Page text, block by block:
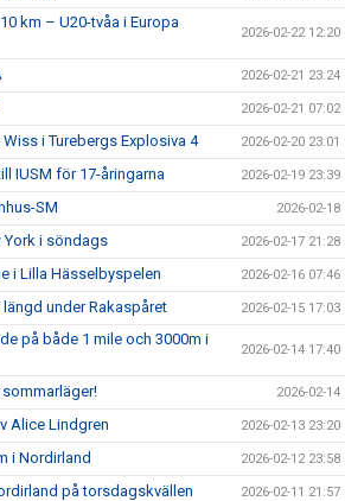
km – U20-tvåa i Europa
2026-02-22 12:20
2026-02-21 23:24
2026-02-21 07:02
i Turebergs Explosiva 4 2026-02-20 23:01
IUSM för 17-åringarna 2026-02-19 23:39
SM 2026-02-18
York i söndags 2026-02-17 21:28
i Lilla Hässelbyspelen 2026-02-16 07:46
under Rakaspåret 2026-02-15 17:03
på både 1 mile och 3000m i
2026-02-14 17:40
2026-02-14
Alice Lindgren 2026-02-13 23:20
i Nordirland 2026-02-12 23:58
på torsdagskvällen 2026-02-11 21:57